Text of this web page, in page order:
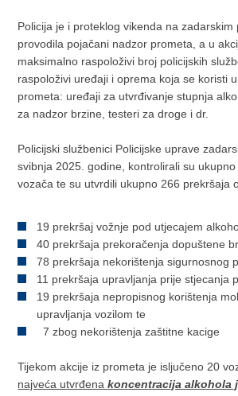
Policija je i proteklog vikenda na zadarskim
provodila pojačani nadzor prometa, a u
maksimalno raspoloživi broj policijskih
raspoloživi uređaji i oprema koja se koristi
prometa: uređaji za utvrđivanje stupnja
za nadzor brzine, testeri za droge i dr.
Policijski službenici Policijske uprave
svibnja 2025. godine, kontrolirali su
vozača te su utvrdili ukupno 266 prekršaja
19 prekršaj vožnje pod utjecajem
40 prekršaja prekoračenja dopuštene
78 prekršaja nekorištenja sigurnosnog
11 prekršaja upravljanja prije stjecanja
19 prekršaja nepropisnog korištenja
upravljanja vozilom te
7 zbog nekorištenja zaštitne kacige
Tijekom akcije iz prometa je isljučeno 20
najveća utvrđenakoncentracija alkohola